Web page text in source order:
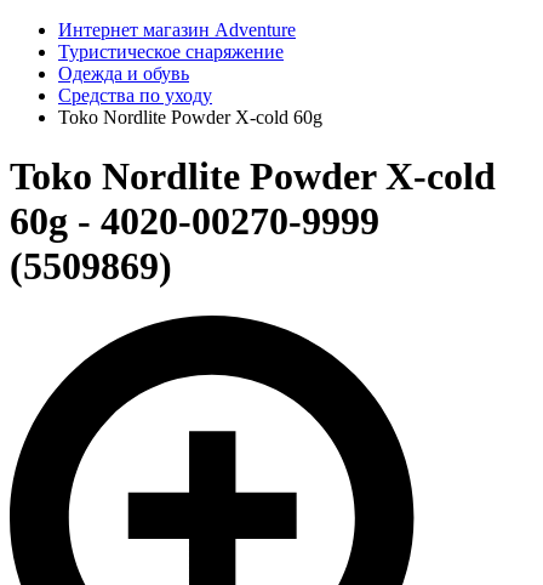
Интернет магазин Adventure
Туристическое снаряжение
Одежда и обувь
Средства по уходу
Toko Nordlite Powder X-cold 60g
Toko Nordlite Powder X-cold
60g - 4020-00270-9999
(5509869)